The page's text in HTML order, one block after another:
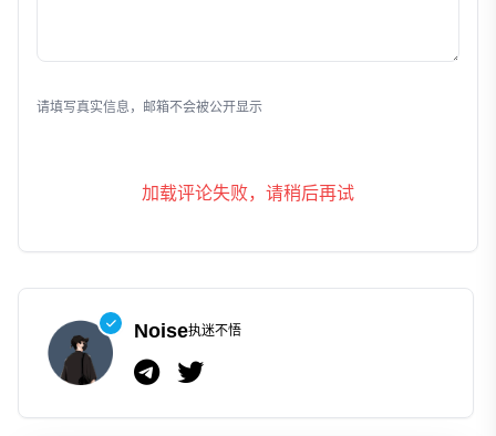
请填写真实信息，邮箱不会被公开显示
加载评论失败，请稍后再试
Noise执迷不悟